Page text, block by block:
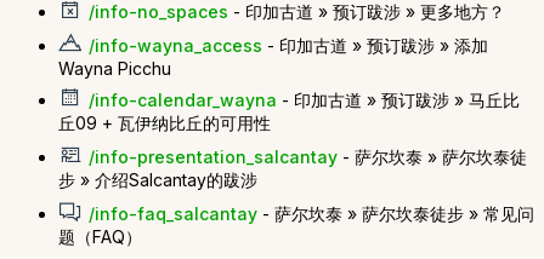
/info-no_spaces - 印加古道 » 预订跋涉 » 更多地方？
/info-wayna_access - 印加古道 » 预订跋涉 » 添加
Wayna Picchu
/info-calendar_wayna - 印加古道 » 预订跋涉 » 马丘比
丘09 + 瓦伊纳比丘的可用性
/info-presentation_salcantay - 萨尔坎泰 » 萨尔坎泰徒
步 » 介绍Salcantay的跋涉
/info-faq_salcantay - 萨尔坎泰 » 萨尔坎泰徒步 » 常见问
题（FAQ）